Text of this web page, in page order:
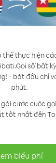
thể thực hiện
Gọi số bất
- bắt đầu chỉ
phút.
cước cuộc
tốt nhất đến
biểu phí